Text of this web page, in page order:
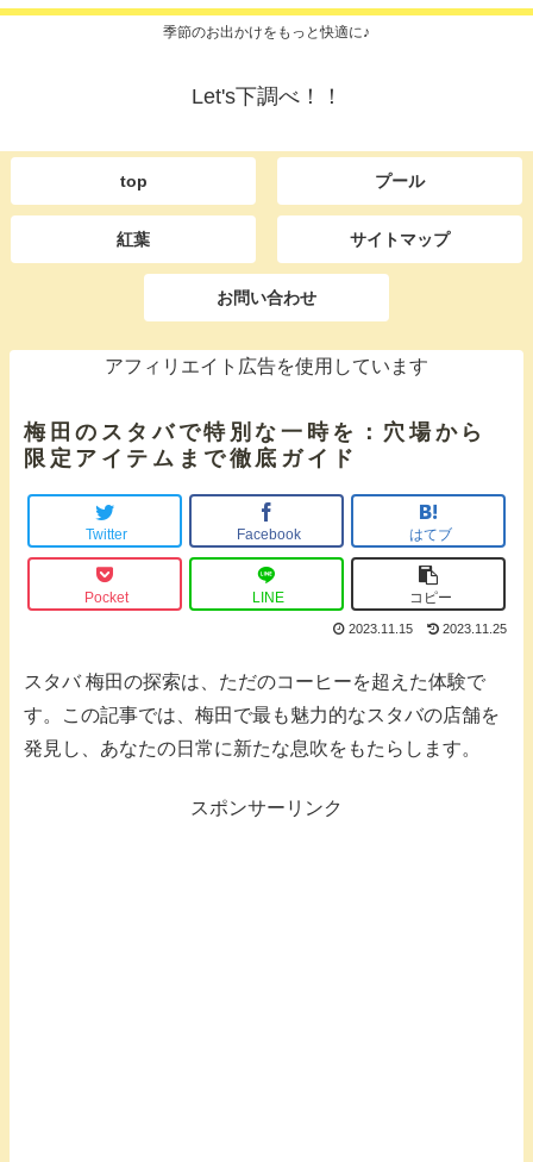
季節のお出かけをもっと快適に♪
Let's下調べ！！
top プール
紅葉 サイトマップ
お問い合わせ
アフィリエイト広告を使用しています
梅田のスタバで特別な一時を：穴場から
限定アイテムまで徹底ガイド
Twitter Facebook はてブ
Pocket LINE コピー
2023.11.25
2023.11.15
スタバ 梅田の探索は、ただのコーヒーを超えた体験で
す。この記事では、梅田で最も魅力的なスタバの店舗を
発見し、あなたの日常に新たな息吹をもたらします。
スポンサーリンク